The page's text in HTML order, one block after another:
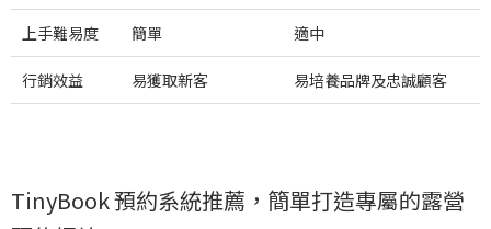
上手難易度 簡單 適中
行銷效益 易獲取新客 易培養品牌及忠誠顧客
TinyBook 預約系統推薦，簡單打造專屬的露營